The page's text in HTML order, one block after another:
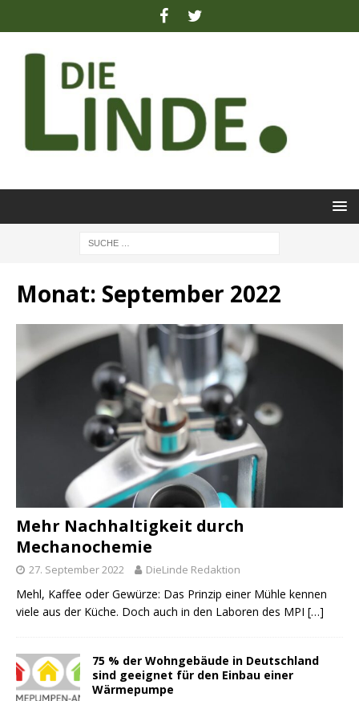
Monat: September 2022
Mehr Nachhaltigkeit durch
Mechanochemie
27. September 2022 DieLinde Redaktion
Mehl, Kaffee oder Gewürze: Das Prinzip einer Mühle kennen
viele aus der Küche. Doch auch in den Laboren des MPI […]
75 % der Wohngebäude in Deutschland
sind geeignet für den Einbau einer
Wärmepumpe